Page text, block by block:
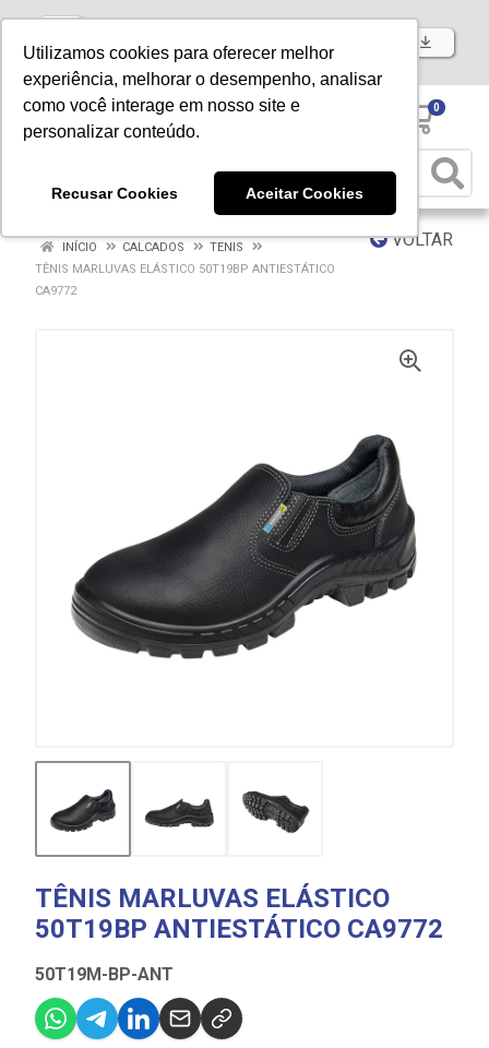
Utilizamos cookies para oferecer melhor
experiência, melhorar o desempenho, analisar
como você interage em nosso site e
personalizar conteúdo.
Recusar Cookies Aceitar Cookies
Baixe já nosso APP
0
VOLTAR
INÍCIO CALCADOS
TENIS
TÊNIS MARLUVAS ELÁSTICO 50T19BP ANTIESTÁTICO
CA9772
TÊNIS MARLUVAS ELÁSTICO
50T19BP ANTIESTÁTICO CA9772
50T19M-BP-ANT